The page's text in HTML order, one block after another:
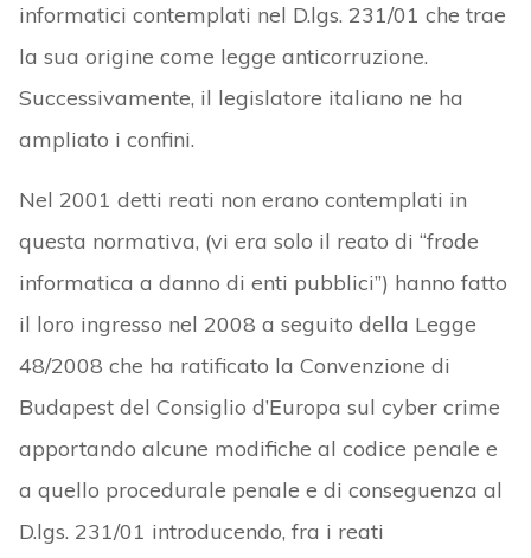
informatici contemplati nel D.lgs. 231/01 che trae
la sua origine come legge anticorruzione.
Successivamente, il legislatore italiano ne ha
ampliato i confini.
Nel 2001 detti reati non erano contemplati in
questa normativa, (vi era solo il reato di “frode
informatica a danno di enti pubblici”) hanno fatto
il loro ingresso nel 2008 a seguito della Legge
48/2008 che ha ratificato la Convenzione di
Budapest del Consiglio d’Europa sul cyber crime
apportando alcune modifiche al codice penale e
a quello procedurale penale e di conseguenza al
D.lgs. 231/01 introducendo, fra i reati